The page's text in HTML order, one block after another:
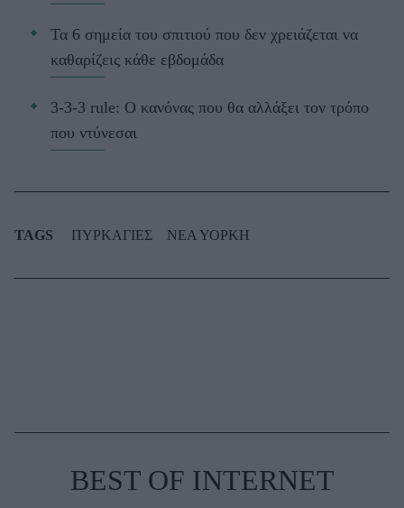
Τα 6 σημεία του σπιτιού που δεν χρειάζεται να
καθαρίζεις κάθε εβδομάδα
3-3-3 rule: Ο κανόνας που θα αλλάξει τον τρόπο
που ντύνεσαι
TAGS ΠΥΡΚΑΓΙΕΣ ΝΕΑ ΥΟΡΚΗ
BEST OF INTERNET